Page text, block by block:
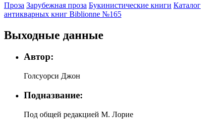
Проза Зарубежная проза Букинистические книги Каталог
антикварных книг Biblionne №165
Выходные данные
Автор:
Голсуорси Джон
Подназвание:
Под общей редакцией М. Лорие